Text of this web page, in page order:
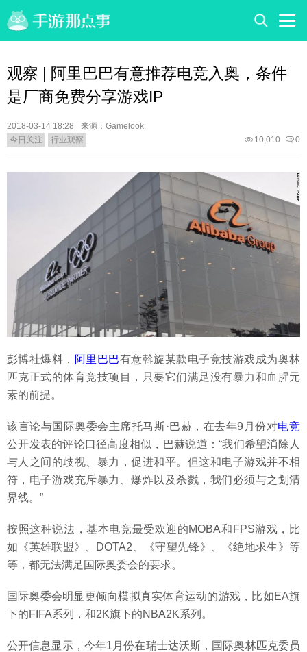
观察 | 阿里巴巴有意推荐电竞入奥，条件
是厂商免费分享游戏IP
2018-03-14 18:28
来源：Gamelook
今日关注
行业观察 0
10,010
彭博社爆料， 阿里巴巴有意斡旋某款电子竞技游戏成为奥林
匹克正式的体育竞技项目，只要它们满足没有暴力和血腥元
素的前提。
该言论与国际奥委会主席托马斯·巴赫，在去年9月份对电竞
公开发表的评论口径高度相似，巴赫说道：“我们希望消除人
与人之间的歧视、暴力，促进和平。但这和电子游戏并不相
符，电子游戏充斥暴力、爆炸以及杀戮，我们必须与之划清
界线。”
按照这种说法，基本电竞最受欢迎的MOBA和FPS游戏，比
如《英雄联盟》、DOTA2、《守望先锋》、《绝地求生》等
等，都无法满足国际奥委会的要求。
国际奥委会明显更倾向模拟真实体育运动的游戏，比如EA旗
下的FIFA系列，和2K旗下的NBA2K系列。
公开信息显示，今年1月份在瑞士达沃斯，国际奥林匹克委员